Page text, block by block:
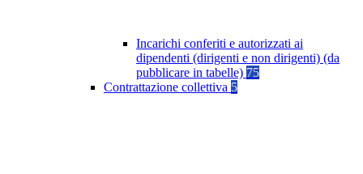
Incarichi conferiti e autorizzati ai
dipendenti (dirigenti e non dirigenti) (da
pubblicare in tabelle) 75
Contrattazione collettiva 5